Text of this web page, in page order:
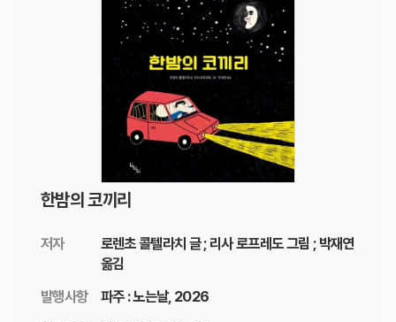
한밤의 코끼리
저자
로렌초 콜텔라치 글 ; 리사 로프레도 그림 ; 박재연
옮김
발행사항
파주 : 노는날, 2026